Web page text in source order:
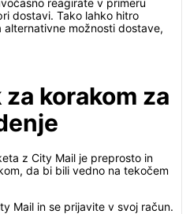
reagirate v primeru
dostavi. Tako lahko hitro
možnosti dostave,
korakom za
z City Mail je preprosto in
da bi bili vedno na tekočem
Mail in se prijavite v svoj račun.